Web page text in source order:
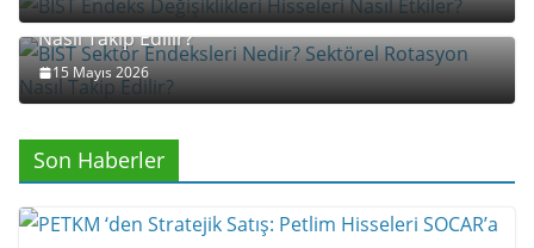
BIST Sektör Endeksleri Nedir? Sektörel Rotasyon
Nasıl Takip Edilir?
15 Mayıs 2026
Son Haberler